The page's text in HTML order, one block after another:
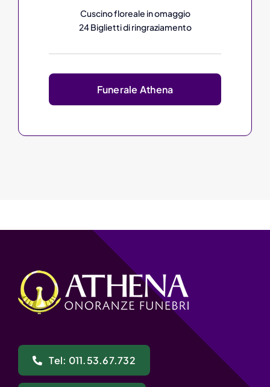
Cuscino floreale in omaggio
24 Biglietti di ringraziamento
Funerale Athena
Tel: 011.53.67.732